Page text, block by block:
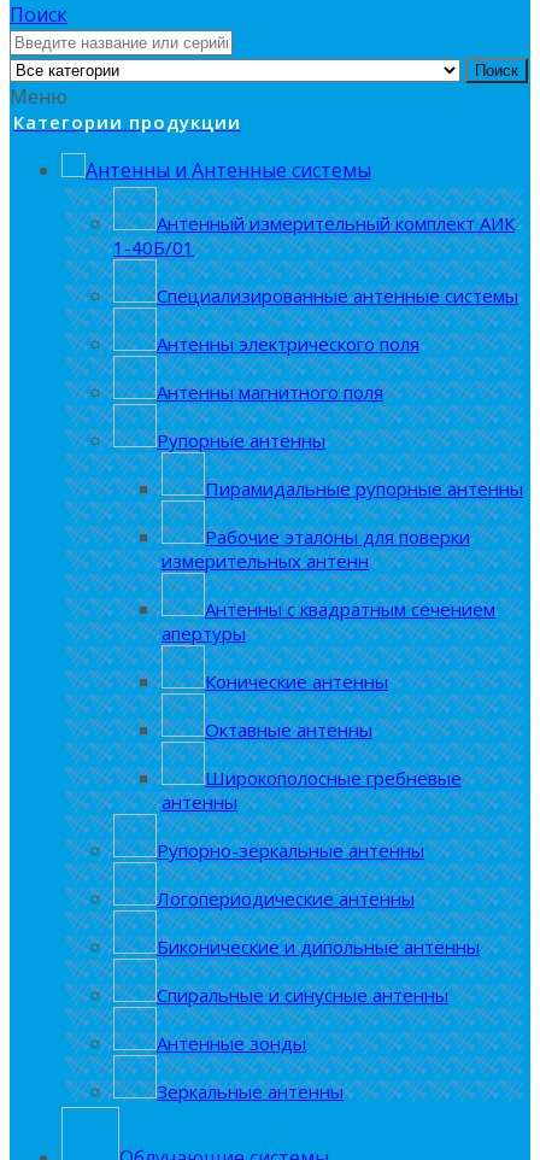
Поиск
Поиск
Меню
Категории продукции
Антенны и Антенные системы
Антенный измерительный комплект АИК
1-40Б/01
Специализированные антенные системы
Антенны электрического поля
Антенны магнитного поля
Рупорные антенны
Пирамидальные рупорные антенны
Рабочие эталоны для поверки
измерительных антенн
Антенны с квадратным сечением
апертуры
Конические антенны
Октавные антенны
Широкополосные гребневые
антенны
Рупорно-зеркальные антенны
Логопериодические антенны
Биконические и дипольные антенны
Спиральные и синусные антенны
Антенные зонды
Зеркальные антенны